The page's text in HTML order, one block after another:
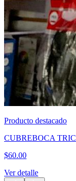
Producto destacado
CUBREBOCA
$60.00
Ver detalle